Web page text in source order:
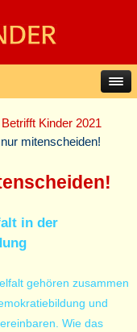
Betrifft Kinder 2021
mitenscheiden!
in der
gehören zusammen
und
Wie das